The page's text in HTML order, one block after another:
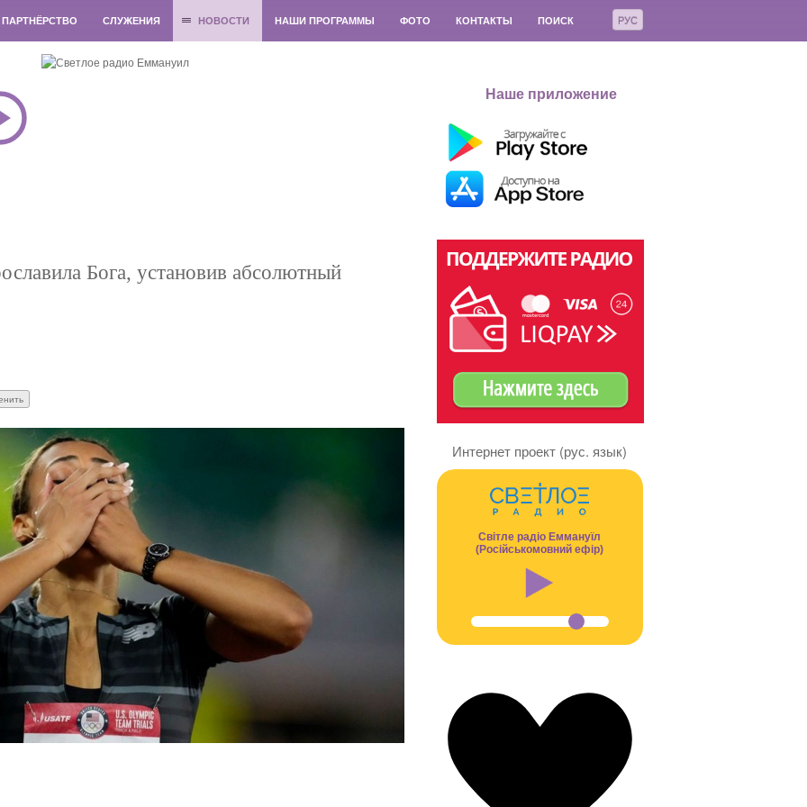
РУС
ПАРТНЁРСТВО СЛУЖЕНИЯ НОВОСТИ НАШИ ПРОГРАММЫ ФОТО КОНТАКТЫ ПОИСК
Наше приложение
Бога, установив абсолютный
Интернет проект (рус. язык)
Світле радіо Еммануїл
(Російськомовний ефір)